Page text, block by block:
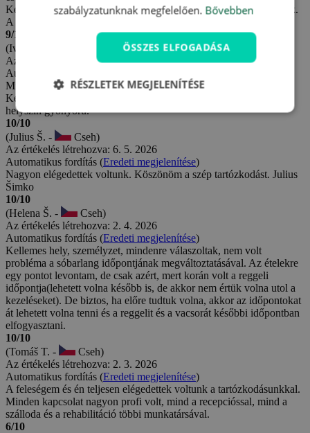
Kellemes séta az Úterský-patak körül, ahol jégmadarakat is láttunk.
A volt kőfejtőben lehet fürdeni. A kezelések is jók voltak.
9/10
(Ivana T. -
Az értékelés létrehozva: 10. 7. 2026
Automatikus fordítás (
Mint mindig, a tartózkodás ezúttal is megfelelt az elvárásaimnak.
Kellemes, nyugodt a hangulat, a személyzet nagyon kedves, és a
helyszín gyönyörű.
10/10
(Julius Š. -
Cseh)
Az értékelés létrehozva: 6. 5. 2026
Automatikus fordítás (Eredeti megjelenítése)
Nagyon elégedettek voltunk. Köszönöm a szép tartózkodást. Julius
Šimko
10/10
(Helena Š. -
Cseh)
Az értékelés létrehozva: 2. 4. 2026
Automatikus fordítás (Eredeti megjelenítése)
Kellemes hely, személyzet, mindenre válaszoltak, nem volt
probléma a sóbarlang időpontjának megváltoztatásával. Az ételekre
egy pontot levontam, de csak azért, mert korán volt a reggeli
időpontja(lehetett volna később is, de akkor nem értük volna utol a
kezeléseket). De biztos, ha előre tudtuk volna, akkor az időpontokat
át lehetett volna tenni és a reggelit és a vacsorát későbbi időpontban
elfogyasztani.
10/10
(Tomáš T. -
Cseh)
Az értékelés létrehozva: 2. 3. 2026
Automatikus fordítás (Eredeti megjelenítése)
A feleségem és én teljesen elégedettek voltunk a tartózkodásunkkal.
Minden kapcsolat nagyon profi volt, mind a recepcióssal, mind a
szálloda és a rehabilitáció többi munkatársával.
6/10
szabályzatunknak megfelelően. Bővebben
ÖSSZES ELFOGADÁSA
RÉSZLETEK MEGJELENÍTÉSE